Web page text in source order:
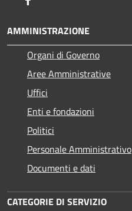
AMMINISTRAZIONE
Organi di Governo
Aree Amministrative
Uffici
Enti e fondazioni
Politici
Personale Amministrativo
Documenti e dati
CATEGORIE DI SERVIZIO